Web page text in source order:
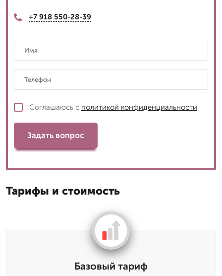
+7 918 550-28-39
Соглашаюсь с политикой конфиденциальности
Задать вопрос
Тарифы и стоимость
Базовый тариф